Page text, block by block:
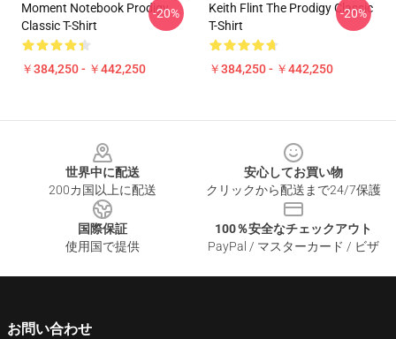
Moment Notebook Prodigy
Classic T-Shirt
￥384,250 - ￥442,250
-20%
Keith Flint The Prodigy Classic
T-Shirt
￥384,250 - ￥442,250
-20%
世界中に配送
200カ国以上に配送
安心してお買い物
クリックから配送まで24/7保護
国際保証
使用国で提供
100％安全なチェックアウト
PayPal / マスターカード / ビザ
お問い合わせ